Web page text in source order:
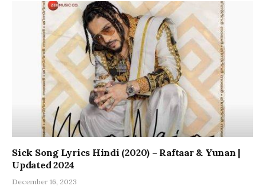
Sick Song Lyrics Hindi (2020) – Raftaar & Yunan |
Updated 2024
December 16, 2023